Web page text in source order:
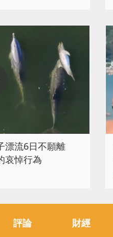
漂流6日不願離
哀悼行為
評論 財經